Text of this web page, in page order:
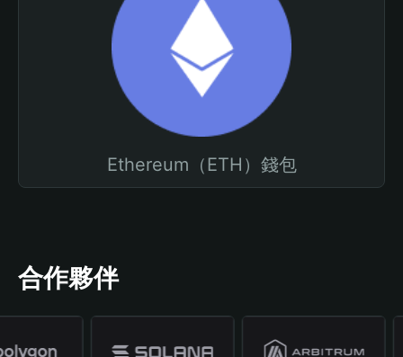
Ethereum（ETH）錢包
合作夥伴